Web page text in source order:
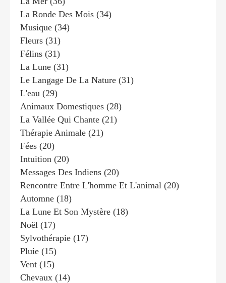
La Ronde Des Mois (34)
Musique (34)
Fleurs (31)
Félins (31)
La Lune (31)
Le Langage De La Nature (31)
L'eau (29)
Animaux Domestiques (28)
La Vallée Qui Chante (21)
Thérapie Animale (21)
Fées (20)
Intuition (20)
Messages Des Indiens (20)
Rencontre Entre L'homme Et L'animal (20)
Automne (18)
La Lune Et Son Mystère (18)
Noël (17)
Sylvothérapie (17)
Pluie (15)
Vent (15)
Chevaux (14)